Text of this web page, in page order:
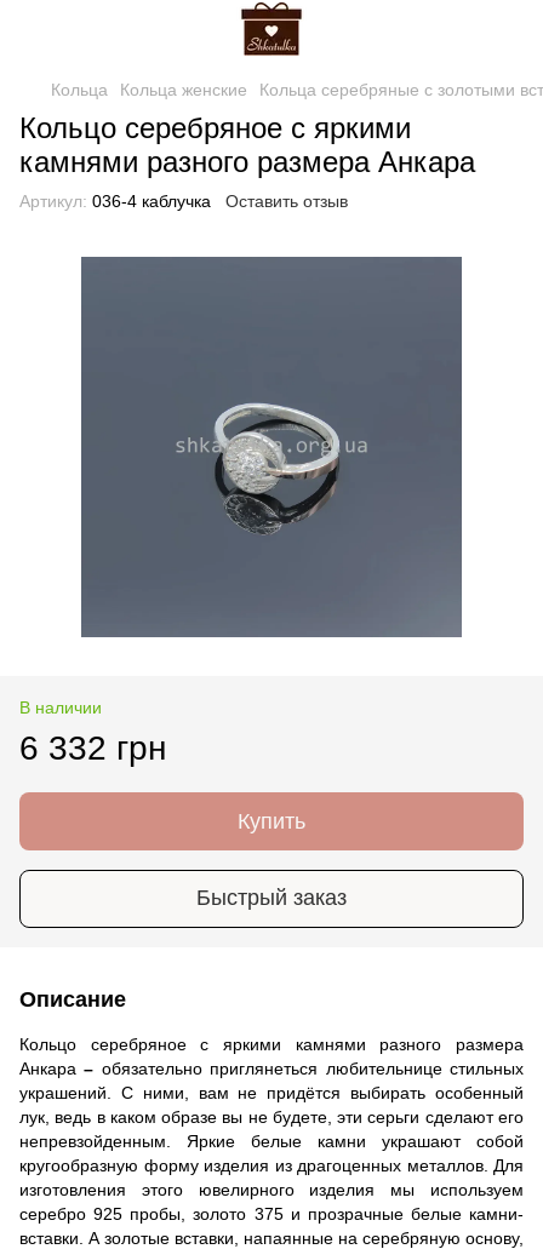
Кольца Кольца женские Кольца серебряные с золотыми
Кольцо серебряное с яркими
камнями разного размера Анкара
Артикул: 036-4 каблучка Оставить отзыв
В наличии
6 332 грн
Купить
Быстрый заказ
Описание
Кольцо серебряное с яркими камнями разного размера
Анкара– обязательно приглянеться любительнице стильных
украшений. С ними, вам не придётся выбирать особенный
лук, ведь в каком образе вы не будете, эти серьги сделают его
непревзойденным. Яркие белые камни украшают собой
кругообразную форму изделия из драгоценных металлов. Для
изготовления этого ювелирного изделия мы используем
серебро 925 пробы, золото 375 и прозрачные белые камни-
вставки. А золотые вставки, напаянные на серебряную основу,